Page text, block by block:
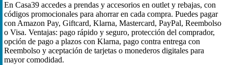
En Casa39 accedes a prendas y accesorios en outlet y rebajas, con
códigos promocionales para ahorrar en cada compra. Puedes pagar
con Amazon Pay, Giftcard, Klarna, Mastercard, PayPal, Reembolso
o Visa. Ventajas: pago rápido y seguro, protección del comprador,
opción de pago a plazos con Klarna, pago contra entrega con
Reembolso y aceptación de tarjetas o monederos digitales para
mayor comodidad.